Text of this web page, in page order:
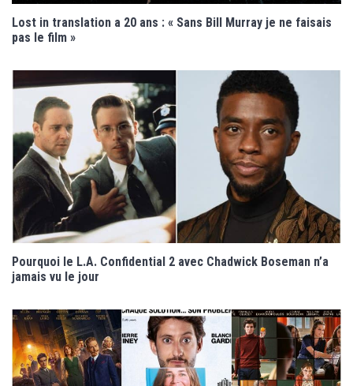
Lost in translation a 20 ans : « Sans Bill Murray je ne faisais
pas le film »
Pourquoi le L.A. Confidential 2 avec Chadwick Boseman n’a
jamais vu le jour